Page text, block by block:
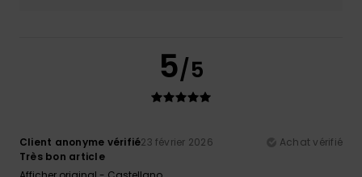
5/5
Client anonyme vérifié23 février 2026
Achat vérifié
Très bon article